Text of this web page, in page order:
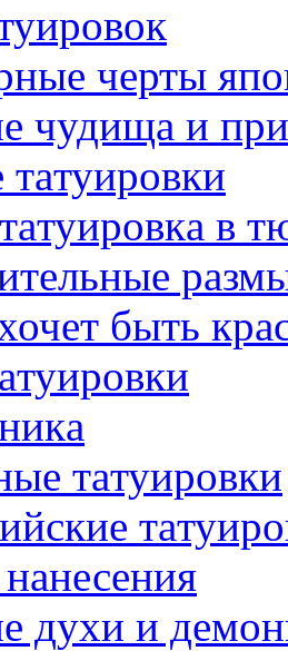
черты
чудища и
в
быть
тaтуировки
духи и